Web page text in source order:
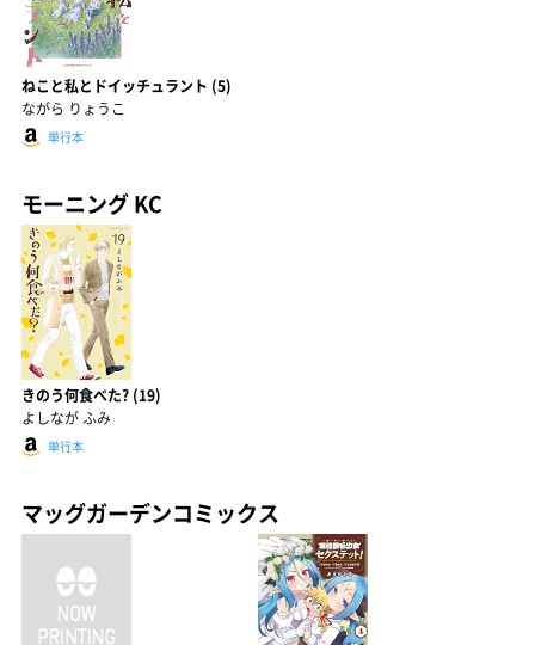
ねこと私とドイッチュラント (5)
ながら りょうこ
単行本
モーニング KC
きのう何食べた? (19)
よしなが ふみ
単行本
マッグガーデンコミックス